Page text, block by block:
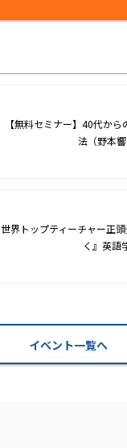
【無料セミナー】40代か
法（野本
世界トップティーチャー正
く』英語
イベント一覧へ